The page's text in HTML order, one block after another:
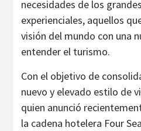
necesidades de los
experienciales, aquellos
visión del mundo con una
entender el turismo.
Con el objetivo de
nuevo y elevado estilo de
quien anunció
la cadena hotelera Four